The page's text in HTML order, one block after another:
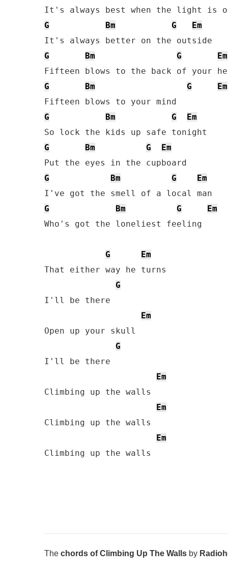
G Bm G
Em
G
Bm G Em
G Bm G
Em
G
Bm G
Em
G
Bm G
Em
G
Bm G
Em
G
Bm G
Em
Who's got the loneliest feeling
G
Em
That either way he turns
G
I'll be there
Em
Open up your skull
G
I'll be there
Em
Climbing up the walls
Em
Climbing up the walls
Em
Climbing up the walls
The chords of Climbing Up The Walls by